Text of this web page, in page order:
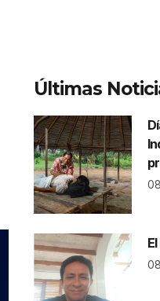
Últimas